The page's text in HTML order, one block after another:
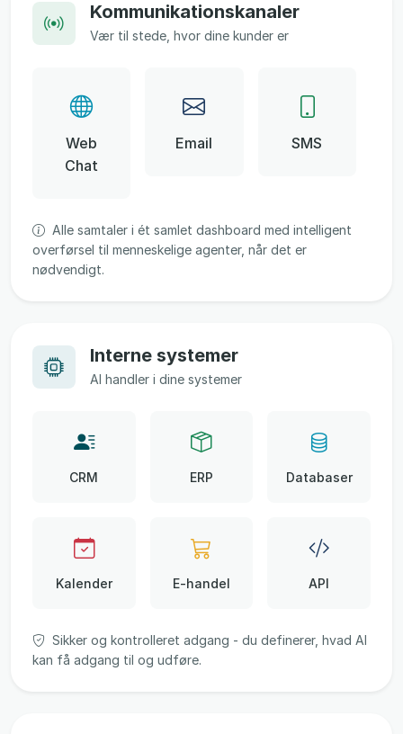
Kommunikationskanaler
Vær til stede, hvor dine kunder er
Web
Chat
Email SMS
Alle samtaler i ét samlet dashboard med intelligent
overførsel til menneskelige agenter, når det er
nødvendigt.
Interne systemer
AI handler i dine systemer
CRM ERP Databaser
Kalender E-handel API
Sikker og kontrolleret adgang - du definerer, hvad AI
kan få adgang til og udføre.